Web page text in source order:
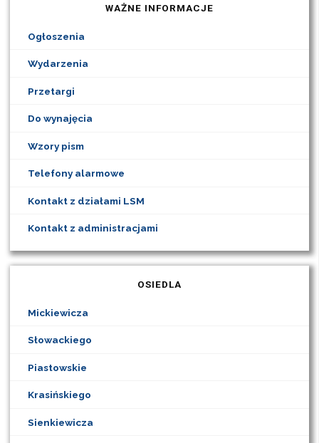
WAŻNE INFORMACJE
Ogłoszenia
Wydarzenia
Przetargi
Do wynajęcia
Wzory pism
Telefony alarmowe
Kontakt z działami LSM
Kontakt z administracjami
OSIEDLA
Mickiewicza
Słowackiego
Piastowskie
Krasińskiego
Sienkiewicza